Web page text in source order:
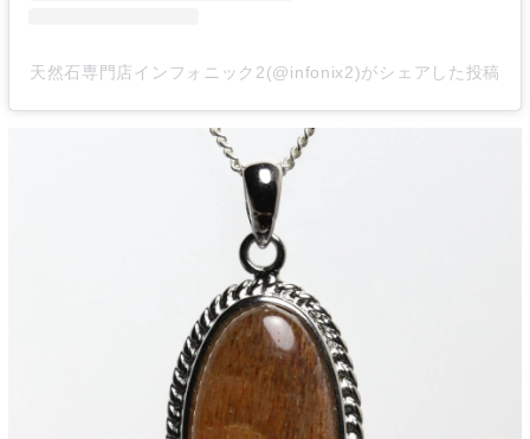
天然石専門店インフォニック2(@infonix2)がシェアした投稿